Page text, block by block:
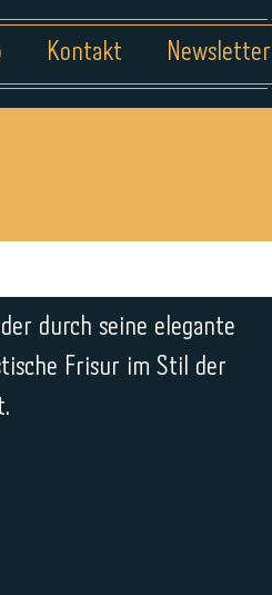
Kontakt Newsletter
durch seine elegante
Frisur im Stil der